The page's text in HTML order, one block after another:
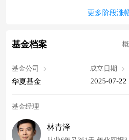
更多阶段涨
基金档案
基金公司
华夏基金
成立日期
2025-07-22
基金经理
林青泽